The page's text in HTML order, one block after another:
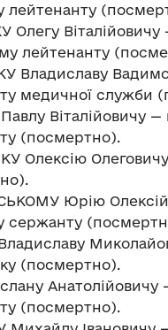
лейтенанту
Олегу Віталійовичу
лейтенанту
Владиславу
медичної служби
Віталійовичу
(посмертно).
Олексію
Юрію
сержанту
(посмертно).
(посмертно).